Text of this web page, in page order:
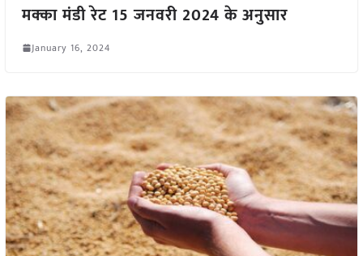
मक्का मंडी रेट 15 जनवरी 2024 के अनुसार
January 16, 2024